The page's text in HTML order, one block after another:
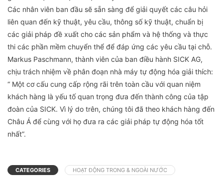
Các nhân viên ban đầu sẽ sẵn sàng để giải quyết các câu hỏi
liên quan đến kỹ thuật, yêu cầu, thông số kỹ thuật, chuẩn bị
các giải pháp đề xuất cho các sản phẩm và hệ thống và thực
thi các phần mềm chuyển thể để đáp ứng các yêu cầu tại chỗ.
Markus Paschmann, thành viên của ban điều hành SICK AG,
chịu trách nhiệm về phân đoạn nhà máy tự động hóa giải thích:
“ Một cơ cấu cung cấp rộng rãi trên toàn cầu với quan niệm
khách hàng là yếu tố quan trọng đưa đến thành công của tập
đoàn của SICK. Vì lý do trên, chúng tôi đã theo khách hàng đến
Châu Á để cùng với họ đưa ra các giải pháp tự động hóa tốt
nhất”.
CATEGORIES HOẠT ĐỘNG TRONG & NGOÀI NƯỚC